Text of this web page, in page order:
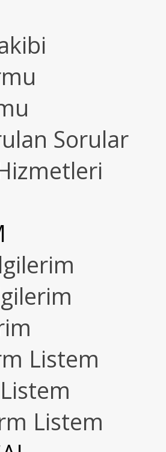
Sorular
Listem
Listem